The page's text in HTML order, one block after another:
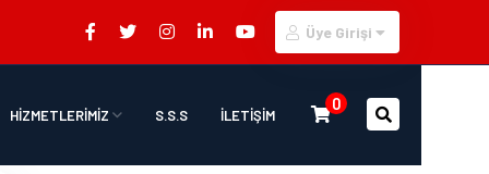
Üye Girişi
HİZMETLERİMİZ S.S.S İLETİŞİM
0